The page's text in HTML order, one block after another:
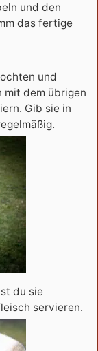
und den
das fertige
und
mit dem übrigen
Gib sie in
du sie
servieren.